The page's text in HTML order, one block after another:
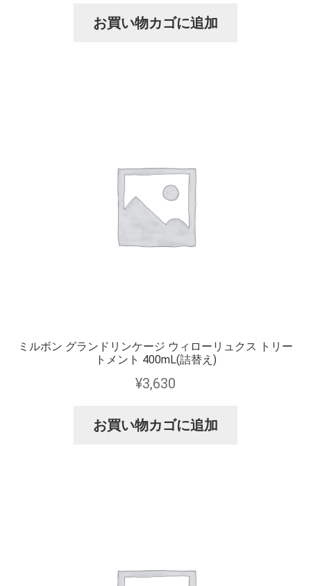
お買い物カゴに追加
ミルボン グランドリンケージ ウィローリュクス トリー
トメント 400mL(詰替え)
¥3,630
お買い物カゴに追加